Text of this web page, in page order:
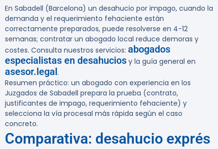
En Sabadell (Barcelona) un desahucio por impago, cuando la
demanda y el requerimiento fehaciente están
correctamente preparados, puede resolverse en 4-12
semanas; contratar un abogado local reduce demoras y
costes. Consulta nuestros servicios: abogados
especialistas en desahucios y la guía general en
asesor.legal.
Resumen práctico: un abogado con experiencia en los
Juzgados de Sabadell prepara la prueba (contrato,
justificantes de impago, requerimiento fehaciente) y
selecciona la vía procesal más rápida según el caso
concreto.
Comparativa: desahucio exprés